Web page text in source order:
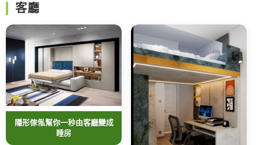
客廳
隱形傢俬幫你一秒由客廳變成
睡房